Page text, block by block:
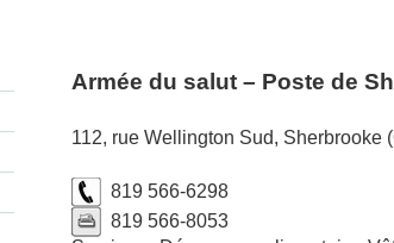
Armée du salut – Poste de
112, rue Wellington Sud, Sherbrooke
819 566-6298
819 566-8053